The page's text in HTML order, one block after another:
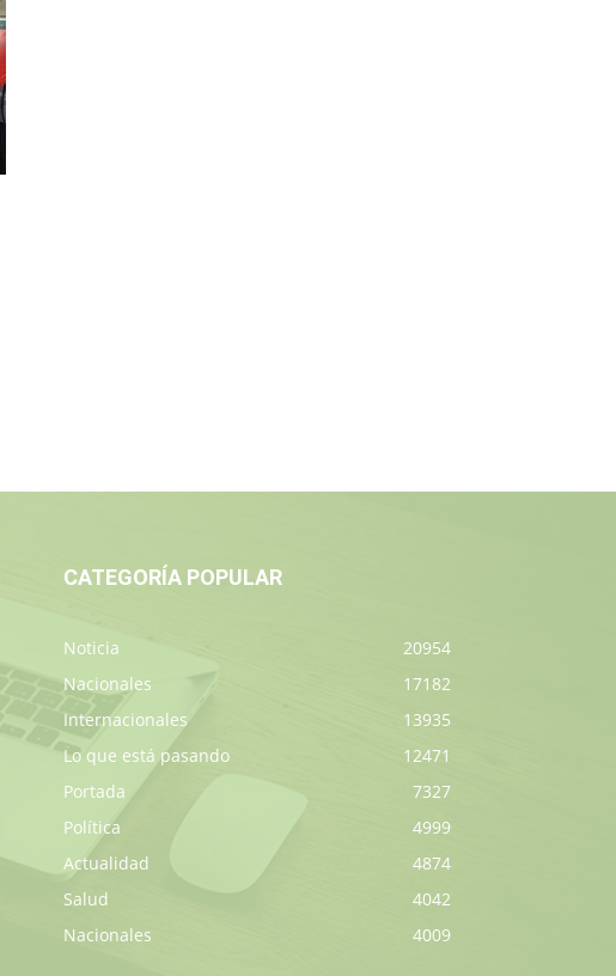
CATEGORÍA POPULAR
Noticia
20954
Nacionales
17182
Internacionales
13935
Lo que está pasando
12471
Portada
7327
Política
4999
Actualidad
4874
Salud
4042
Nacionales
4009